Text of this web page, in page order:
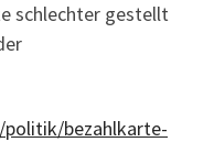
schlechter gestellt
bezahlkarte-